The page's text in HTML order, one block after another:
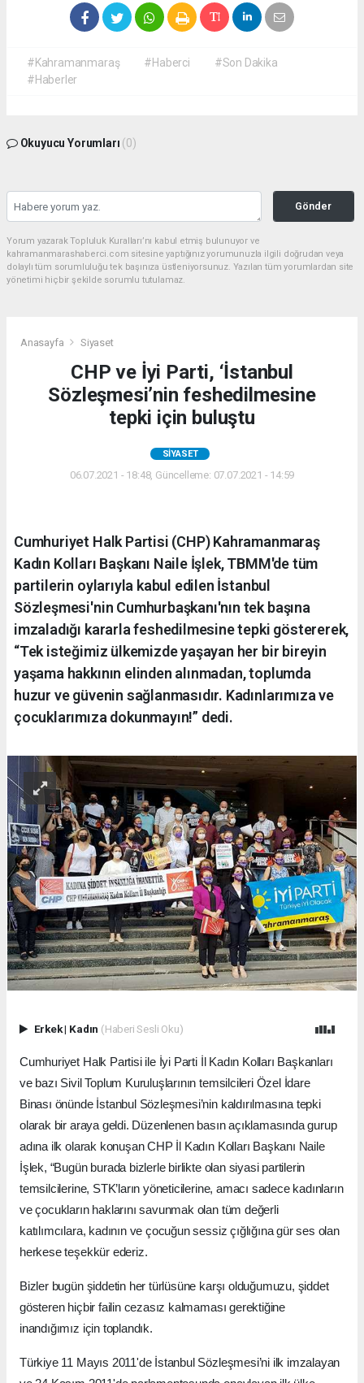
#Kahramanmaraş #Haberci
#Son Dakika
#Haberler
Okuyucu Yorumları (0)
Gönder
Yorum yazarak Topluluk Kuralları’nı kabul etmiş bulunuyor ve
kahramanmarashaberci.com sitesine yaptığınız yorumunuzla ilgili doğrudan veya
dolaylı tüm sorumluluğu tek başınıza üstleniyorsunuz. Yazılan tüm yorumlardan site
yönetimi hiçbir şekilde sorumlu tutulamaz.
Anasayfa Siyaset
CHP ve İyi Parti, ‘İstanbul
Sözleşmesi’nin feshedilmesine
tepki için buluştu
SIYASET
06.07.2021 - 18:48, Güncelleme: 07.07.2021 - 14:59
Cumhuriyet Halk Partisi (CHP) Kahramanmaraş
Kadın Kolları Başkanı Naile İşlek, TBMM'de tüm
partilerin oylarıyla kabul edilen İstanbul
Sözleşmesi'nin Cumhurbaşkanı'nın tek başına
imzaladığı kararla feshedilmesine tepki göstererek,
“Tek isteğimiz ülkemizde yaşayan her bir bireyin
yaşama hakkının elinden alınmadan, toplumda
huzur ve güvenin sağlanmasıdır. Kadınlarımıza ve
çocuklarımıza dokunmayın!” dedi.
Erkek| Kadın (Haberi Sesli Oku)
Cumhuriyet Halk Partisi ile İyi Parti İl Kadın Kolları Başkanları
ve bazı Sivil Toplum Kuruluşlarının temsilcileri Özel İdare
Binası önünde İstanbul Sözleşmesi’nin kaldırılmasına tepki
olarak bir araya geldi. Düzenlenen basın açıklamasında gurup
adına ilk olarak konuşan CHP İl Kadın Kolları Başkanı Naile
İşlek, “Bugün burada bizlerle birlikte olan siyasi partilerin
temsilcilerine, STK’ların yöneticilerine, amacı sadece kadınların
ve çocukların haklarını savunmak olan tüm değerli
katılımcılara, kadının ve çocuğun sessiz çığlığına gür ses olan
herkese teşekkür ederiz.
Bizler bugün şiddetin her türlüsüne karşı olduğumuzu, şiddet
gösteren hiçbir failin cezasız kalmaması gerektiğine
inandığımız için toplandık.
Türkiye 11 Mayıs 2011'de İstanbul Sözleşmesi’ni ilk imzalayan